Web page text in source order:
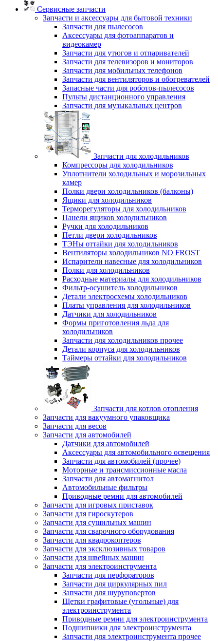
Сервисные запчасти
Запчасти и аксессуары для бытовой техники
Запчасти для пылесосов
Аксессуары для фотоаппаратов и
видеокамер
Запчасти для утюгов и отпаривателей
Запчасти для телевизоров и мониторов
Запчасти для мобильных телефонов
Запчасти для вентиляторов и обогревателей
Запасные части для роботов-пылесосов
Пульты дистанционного управления
Запчасти для музыкальных центров
Запчасти для холодильников
Компрессоры для холодильников
Уплотнители холодильных и морозильных
камер
Полки двери холодильников (балконы)
Ящики для холодильников
Терморегуляторы для холодильников
Панели ящиков холодильников
Ручки для холодильников
Петли двери холодильников
ТЭНы оттайки для холодильников
Вентиляторы холодильников NO FROST
Испарители навесные для холодильников
Полки для холодильников
Расходные материалы для холодильников
Фильтр-осушитель холодильников
Детали электросхемы холодильников
Платы управления для холодильников
Датчики для холодильников
Формы приготовления льда для
холодильников
Запчасти для холодильников прочее
Детали корпуса для холодильников
Таймеры оттайки для холодильников
Запчасти для котлов отопления
Запчасти для вакуумного упаковщика
Запчасти для весов
Запчасти для автомобилей
Датчики для автомобилей
Аксессуары для автомобильного освещения
Запчасти для автомобилей (прочее)
Моторные и трансмиссионные масла
Запчасти для автомагнитол
Автомобильные фильтры
Приводные ремни для автомобилей
Запчасти для игровых приставок
Запчасти для гироскутеров
Запчасти для сушильных машин
Запчасти для сварочного оборудования
Запчасти для квадрокоптеров
Запчасти для эксклюзивных товаров
Запчасти для швейных машин
Запчасти для электроинструмента
Запчасти для перфораторов
Запчасти для циркулярных пил
Запчасти для шуруповертов
Щетки графитовые (угольные) для
электроинструмента
Приводные ремни для электроинструмента
Подшипники для электроинструмента
Запчасти для электроинструмента прочее